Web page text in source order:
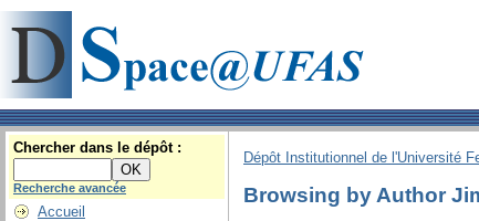
Chercher dans le dépôt :
Recherche avancée
Accueil
Dépôt Institutionnel de l'Université
Browsing by Author